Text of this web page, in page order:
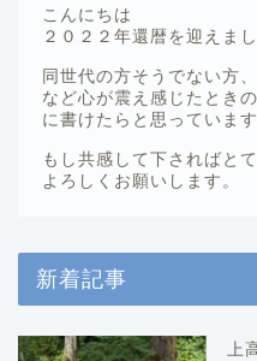
こんにちは
２０２２年還暦を迎えま
同世代の方そうでない方
など心が震え感じたとき
に書けたらと思っています
もし共感して下さればと
よろしくお願いします。
新着記事
上